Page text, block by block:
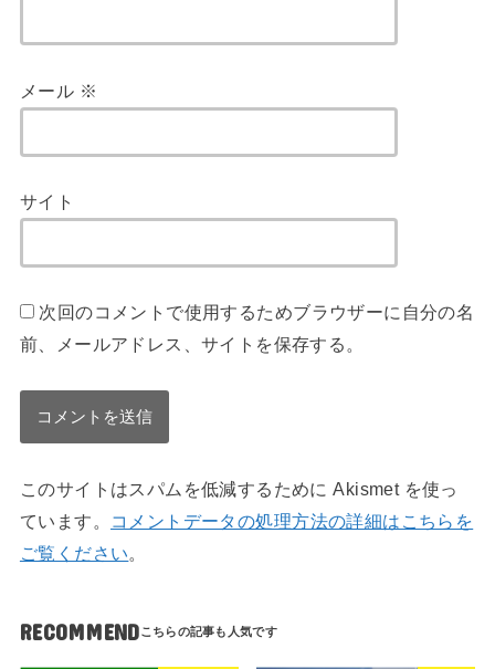
メール ※
サイト
次回のコメントで使用するためブラウザーに自分の名
前、メールアドレス、サイトを保存する。
このサイトはスパムを低減するために Akismet を使っ
ています。
コメントデータの処理方法の詳細はこちらを
ご覧ください。
RECOMMEND